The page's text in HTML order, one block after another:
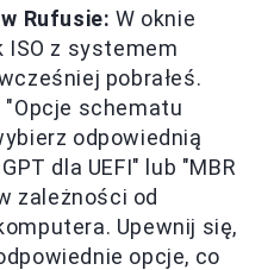
Rufusie: W oknie
ISO z systemem
pobrałeś.
schematu
odpowiednią
dla UEFI" lub "MBR
zależności od
Upewnij się,
opcje, co